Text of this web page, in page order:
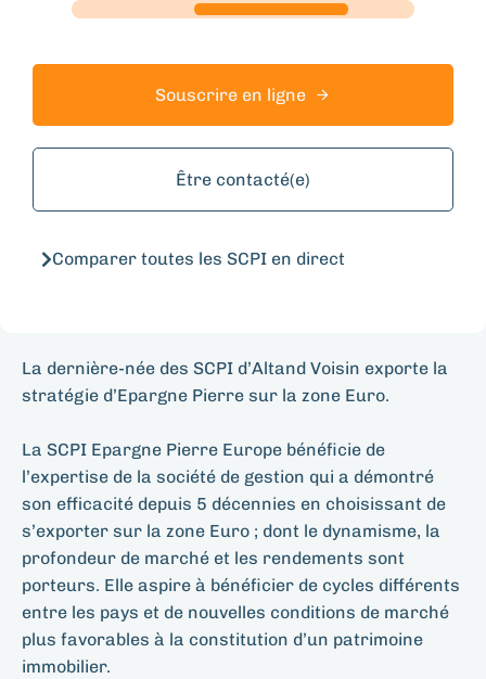
Souscrire en ligne
Être contacté(e)
Comparer toutes les SCPI en direct
La dernière-née des SCPI d’Altand Voisin exporte la
stratégie d’Epargne Pierre sur la zone Euro.
La SCPI Epargne Pierre Europe bénéficie de
l’expertise de la société de gestion qui a démontré
son efficacité depuis 5 décennies en choisissant de
s’exporter sur la zone Euro ; dont le dynamisme, la
profondeur de marché et les rendements sont
porteurs. Elle aspire à bénéficier de cycles différents
entre les pays et de nouvelles conditions de marché
plus favorables à la constitution d’un patrimoine
immobilier.